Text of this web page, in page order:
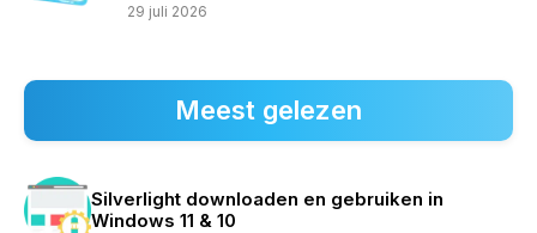
29 juli 2026
Meest gelezen
Silverlight downloaden en gebruiken in
Windows 11 & 10